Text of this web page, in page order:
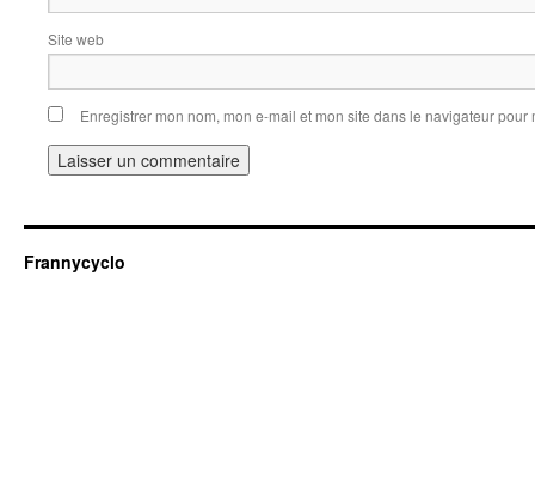
Site web
Enregistrer mon nom, mon e-mail et mon site dans le navigateur
Frannycyclo